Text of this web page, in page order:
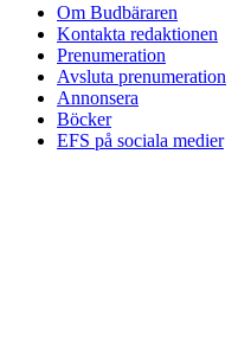
Om Budbäraren
Kontakta redaktionen
Prenumeration
Avsluta prenumeration
Annonsera
Böcker
EFS på sociala medier